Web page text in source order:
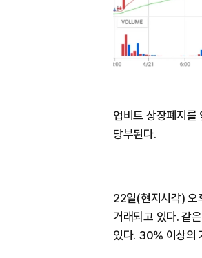
업비트 상장폐지
당부된다.
22일(현지시각) 오
거래되고 있다. 같
있다. 30% 이상의